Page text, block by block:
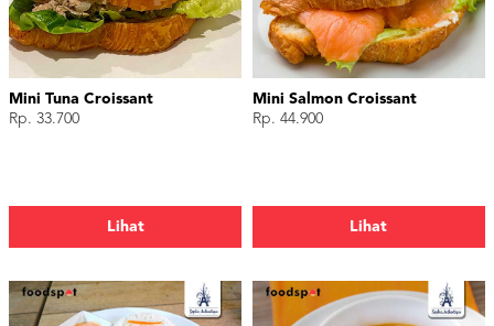
Mini Tuna Croissant
Rp. 33.700
Lihat
Mini Salmon Croissant
Rp. 44.900
Lihat